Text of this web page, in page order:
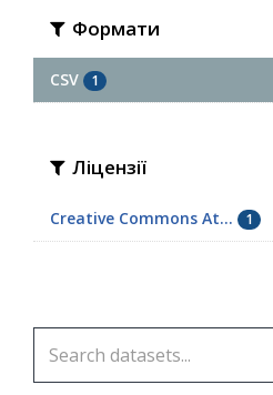
Формати
CSV 1
Ліцензії
Creative Commons At... 1